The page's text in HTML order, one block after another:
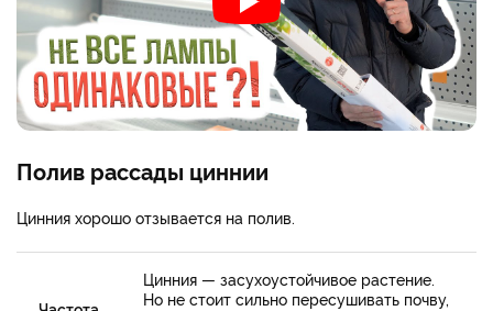
Полив рассады циннии
Цинния хорошо отзывается на полив.
Цинния — засухоустойчивое растение.
Но не стоит сильно пересушивать почву,